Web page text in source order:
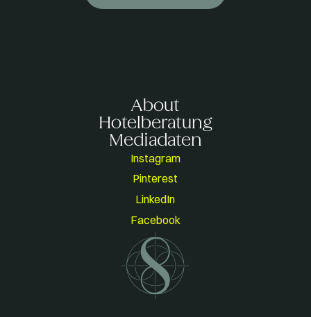
About
Hotelberatung
Mediadaten
Instagram
Pinterest
LinkedIn
Facebook